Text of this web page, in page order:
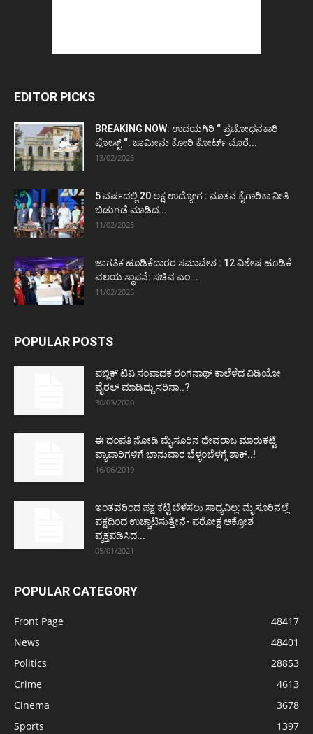
EDITOR PICKS
BREAKING NOW: ಉದಯಗಿರಿ “ ಪ್ರಚೋಧನಕಾರಿ
ಪೋಸ್ಟ್‌ “: ಜಾಮೀನು ಕೋರಿ ಕೋರ್ಟ್‌ ಮೊರೆ...
13/02/2025
5 ವರ್ಷದಲ್ಲಿ 20 ಲಕ್ಷ ಉದ್ಯೋಗ : ನೂತನ ಕೈಗಾರಿಕಾ ನೀತಿ
ಬಿಡುಗಡೆ ಮಾಡಿದ...
11/02/2025
ಜಾಗತಿಕ ಹೂಡಿಕೆದಾರರ ಸಮಾವೇಶ : 12 ವಿಶೇಷ ಹೂಡಿಕೆ
ವಲಯ ಸ್ಥಾಪನೆ: ಸಚಿವ ಎಂ...
11/02/2025
POPULAR POSTS
ಪಬ್ಲಿಕ್ ಟಿವಿ ಸಂಪಾದಕ ರಂಗನಾಥ್ ಕಾಲೆಳೆದ ವಿಡಿಯೋ
ವೈರಲ್ ಮಾಡಿದ್ದು ಸರಿನಾ..?
30/03/2020
ಈ ದಂಪತಿ ನೋಡಿ ಮೈಸೂರಿನ ದೇವರಾಜ ಮಾರುಕಟ್ಟೆ
ವ್ಯಾಪಾರಿಗಳಿಗೆ ಭಾನುವಾರ ಬೆಳ್ಳಂಬೆಳಗ್ಗೆ ಶಾಕ್..!
16/06/2019
ಇಂತವರಿಂದ ಪಕ್ಷ ಕಟ್ಟಿ ಬೆಳೆಸಲು ಸಾಧ್ಯವಿಲ್ಲ: ಮೈಸೂರಿನಲ್ಲೆ
ಪಕ್ಷದಿಂದ ಉಚ್ಚಾಟಿಸುತ್ತೇನೆ- ಪರೋಕ್ಷ ಆಕ್ರೋಶ
ವ್ಯಕ್ತಪಡಿಸಿದ...
05/01/2021
POPULAR CATEGORY
Front Page
48417
News
48401
Politics
28853
Crime
4613
Cinema
3678
Sports
1397